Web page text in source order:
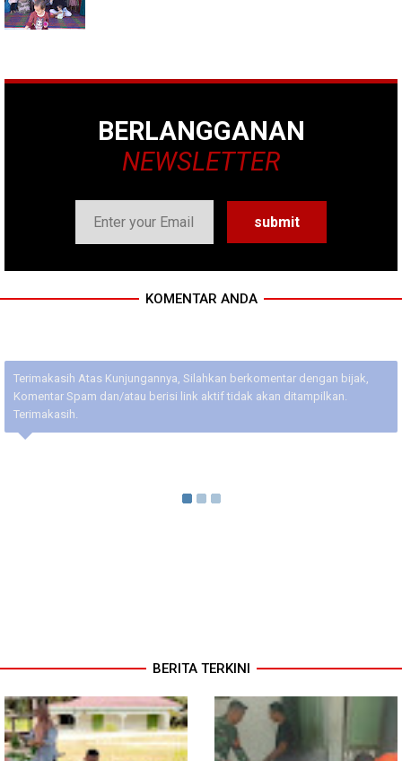
BERLANGGANAN
NEWSLETTER
KOMENTAR ANDA
Terimakasih Atas Kunjungannya, Silahkan berkomentar dengan bijak,
Komentar Spam dan/atau berisi link aktif tidak akan ditampilkan.
Terimakasih.
BERITA TERKINI